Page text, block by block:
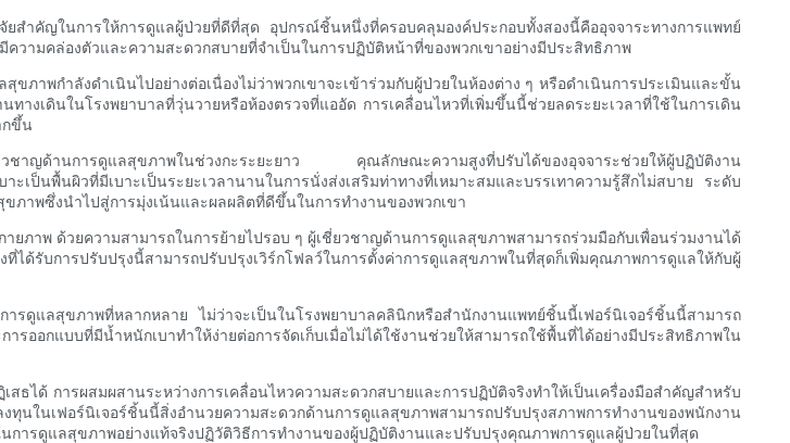
สำคัญในการให้การดูแลผู้ป่วยที่ดีที่สุด อุปกรณ์ชิ้นหนึ่งที่ครอบคลุมองค์ประกอบทั้งสองนี้คืออุจจาระทางการแพทย์
ามคล่องตัวและความสะดวกสบายที่จำเป็นในการปฏิบัติหน้าที่ของพวกเขาอย่างมีประสิทธิภาพ
าพกำลังดำเนินไปอย่างต่อเนื่องไม่ว่าพวกเขาจะเข้าร่วมกับผู้ป่วยในห้องต่าง ๆ หรือดำเนินการประเมินและขั้น
างเดินในโรงพยาบาลที่วุ่นวายหรือห้องตรวจที่แออัด การเคลื่อนไหวที่เพิ่มขึ้นนี้ช่วยลดระยะเวลาที่ใช้ในการเดิน
กขึ้น
ชี่ยวชาญด้านการดูแลสุขภาพในช่วงกะระยะยาว คุณลักษณะความสูงที่ปรับได้ของอุจจาระช่วยให้ผู้ปฏิบัติงาน
เป็นพื้นผิวที่มีเบาะเป็นระยะเวลานานในการนั่งส่งเสริมท่าทางที่เหมาะสมและบรรเทาความรู้สึกไม่สบาย ระดับ
ภาพซึ่งนำไปสู่การมุ่งเน้นและผลผลิตที่ดีขึ้นในการทำงานของพวกเขา
ยภาพ ด้วยความสามารถในการย้ายไปรอบ ๆ ผู้เชี่ยวชาญด้านการดูแลสุขภาพสามารถร่วมมือกับเพื่อนร่วมงานได้
ด้รับการปรับปรุงนี้สามารถปรับปรุงเวิร์กโฟลว์ในการตั้งค่าการดูแลสุขภาพในที่สุดก็เพิ่มคุณภาพการดูแลให้กับผู้
รดูแลสุขภาพที่หลากหลาย ไม่ว่าจะเป็นในโรงพยาบาลคลินิกหรือสำนักงานแพทย์ชิ้นนี้เฟอร์นิเจอร์ชิ้นนี้สามารถ
กแบบที่มีน้ำหนักเบาทำให้ง่ายต่อการจัดเก็บเมื่อไม่ได้ใช้งานช่วยให้สามารถใช้พื้นที่ได้อย่างมีประสิทธิภาพใน
ได้ การผสมผสานระหว่างการเคลื่อนไหวความสะดวกสบายและการปฏิบัติจริงทำให้เป็นเครื่องมือสำคัญสำหรับ
ในเฟอร์นิเจอร์ชิ้นนี้สิ่งอำนวยความสะดวกด้านการดูแลสุขภาพสามารถปรับปรุงสภาพการทำงานของพนักงาน
ารดูแลสุขภาพอย่างแท้จริงปฏิวัติวิธีการทำงานของผู้ปฏิบัติงานและปรับปรุงคุณภาพการดูแลผู้ป่วยในที่สุด